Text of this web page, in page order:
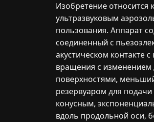
Изобретение относится
ультразвуковым
пользования. Аппарат
соединенный с
акустическом контакте
вращения с
поверхностями,
резервуаром для
конусным,
вдоль продольной оси,